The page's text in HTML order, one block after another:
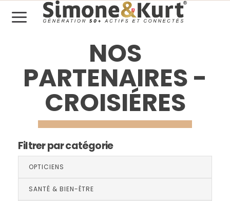
NOS
PARTENAIRES -
CROISIÉRES
Filtrer par catégorie
OPTICIENS
SANTÉ & BIEN-ÊTRE